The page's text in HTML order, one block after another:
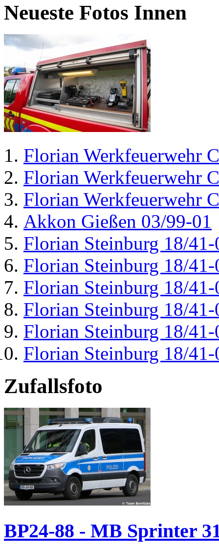
Neueste Fotos Innen
Florian Werkfeuerwehr
Florian Werkfeuerwehr
Florian Werkfeuerwehr
Akkon Gießen 03/99-01
Florian Steinburg 18/41-
Florian Steinburg 18/41-
Florian Steinburg 18/41-
Florian Steinburg 18/41-
Florian Steinburg 18/41-
Florian Steinburg 18/41-
Zufallsfoto
BP24-88 - MB Sprinter